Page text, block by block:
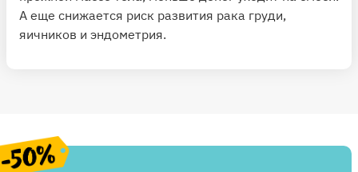
А еще снижается риск развития рака груди,
яичников и эндометрия.